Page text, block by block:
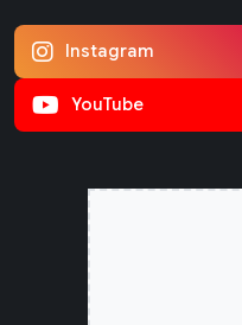
Instagram
YouTube